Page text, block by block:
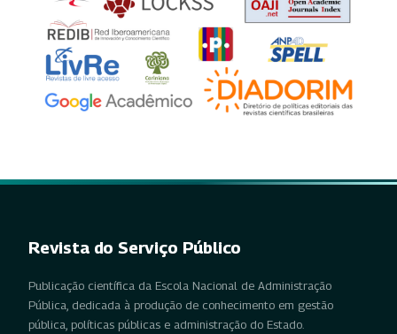
Revista do Serviço Público
Publicação científica da Escola Nacional de Administração
Pública, dedicada à produção de conhecimento em gestão
pública, políticas públicas e administração do Estado.